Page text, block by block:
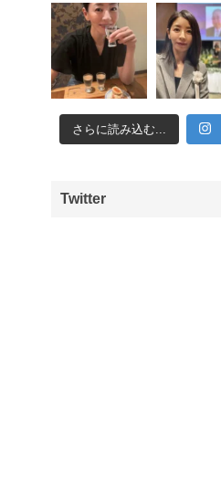
さらに読み込む...
Twitter